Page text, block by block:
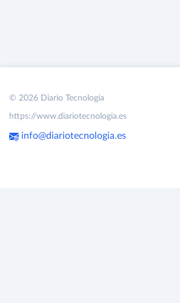
© 2026 Diario Tecnología
https://www.diariotecnologia.es
info@diariotecnologia.es